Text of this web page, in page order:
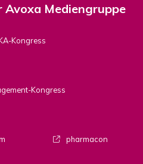
Mediengruppe
Kongress
Kongress
pharmacon